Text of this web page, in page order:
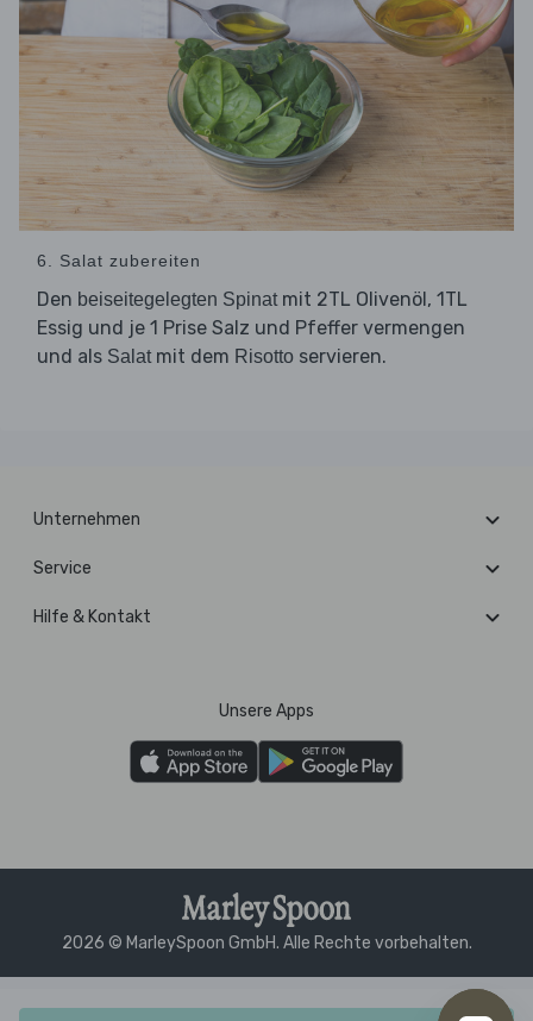
6. Salat zubereiten
Den beiseitegelegten Spinatmit 2TL Olivenöl, 1TL
Essig und je 1 Prise Salz und Pfeffer vermengen
und als Salatmit dem Risotto servieren.
Unternehmen
Service
Hilfe & Kontakt
Unsere Apps
2026 © MarleySpoon GmbH. Alle Rechte vorbehalten.